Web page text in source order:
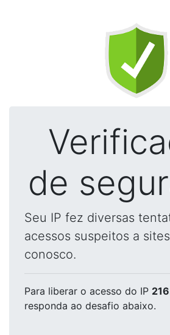
de
Seu IP fez diversas
acessos suspeitos a
conosco.
Para liberar o acesso do IP
responda ao desafio abaixo.